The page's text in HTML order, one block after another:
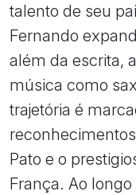
talento de seu
Fernando
além da escrita,
música como
trajetória é
Pato e o
França. Ao